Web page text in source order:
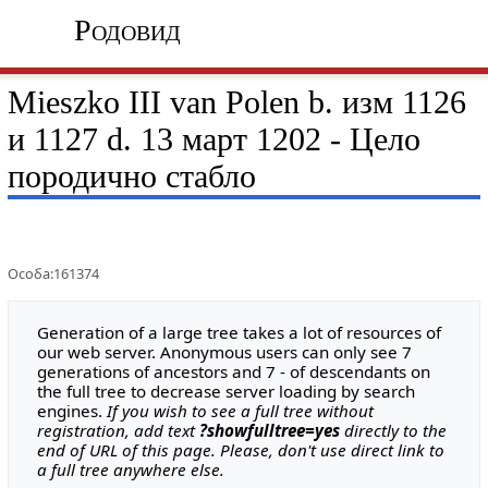
Родовид
Mieszko III van Polen b. изм 1126
и 1127 d. 13 март 1202 - Цело
породично стабло
Особа:161374
Generation of a large tree takes a lot of resources of
our web server. Anonymous users can only see 7
generations of ancestors and 7 - of descendants on
the full tree to decrease server loading by search
engines.If you wish to see a full tree without
registration, add text ?showfulltree=yesdirectly to the
end of URL of this page. Please, don't use direct link to
a full tree anywhere else.